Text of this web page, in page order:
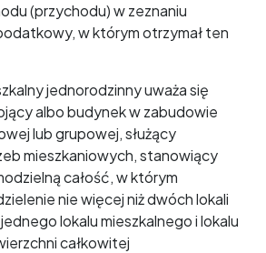
(przychodu) w zeznaniu
w którym otrzymał ten
jednorodzinny uważa się
albo budynek w zabudowie
lub grupowej, służący
mieszkaniowych, stanowiący
całość, w którym
nie więcej niż dwóch lokali
lokalu mieszkalnego i lokalu
całkowitej